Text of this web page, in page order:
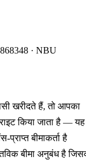
· NBU
खरीदते हैं, तो आपका
किया जाता है — यह
प्राप्त बीमाकर्ता है
बीमा अनुबंध है